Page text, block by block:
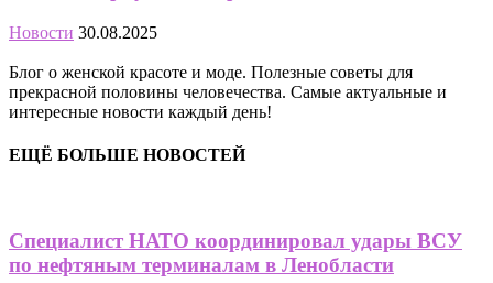
Новости 30.08.2025
Блог о женской красоте и моде. Полезные советы для
прекрасной половины человечества. Самые актуальные и
интересные новости каждый день!
ЕЩЁ БОЛЬШЕ НОВОСТЕЙ
Специалист НАТО координировал удары ВСУ
по нефтяным терминалам в Ленобласти